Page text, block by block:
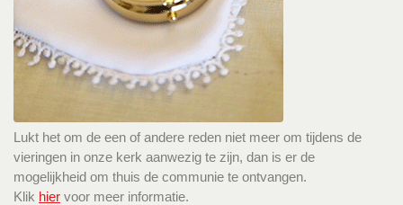
Lukt het om de een of andere reden niet meer om tijdens de
vieringen in onze kerk aanwezig te zijn, dan is er de
mogelijkheid om thuis de communie te ontvangen.
Klik hier voor meer informatie.